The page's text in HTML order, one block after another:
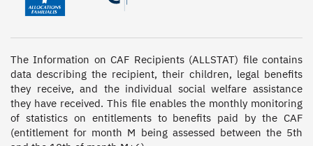
The Information on CAF Recipients (ALLSTAT) file contains
data describing the recipient, their children, legal benefits
they receive, and the individual social welfare assistance
they have received. This file enables the monthly monitoring
of statistics on entitlements to benefits paid by the CAF
(entitlement for month M being assessed between the 5th